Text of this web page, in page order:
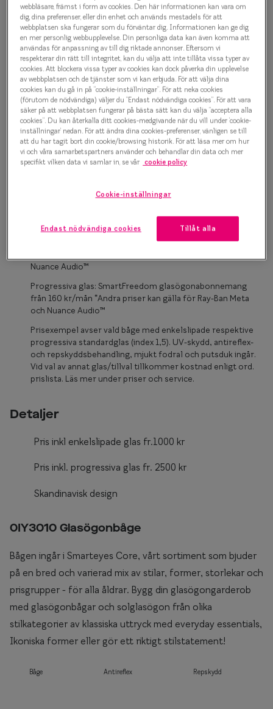
Olika
Taberg
Trender
500 kr
Grå
Bågstorlek
M
127-137 mm
Osäker på vilken storlek du har? Se vår Storleksguide
Boka synundersökning
Enkelslipade glas: SmartFreedom glasögonabonnemang
Nuance Audio™
Progressiva glas: SmartFreedom glasögonabonnemang
från 160 kr/mån *Andra priser kan gälla för Ray-Ban Meta
och Nuance Audio™
Prisexempel avser vald båge med enkelslipade respektive
progressiva standardglas (index 1,5). UV-skydd, antireflex-
och repskyddsbehandling, mjukt fodral och putsduk ingår.
Vid val av annat glas/tillval tillkommer kostnad enligt ord.
prislista. Läs mer under priser och service.
Detaljer
Pris inkl enkelslipade glas fr.1000 kr
Pris inkl. progressiva glas fr. 2500 kr
Skandinavisk design
0IY3010 Glasögonbåge
Bågen ingår i Smarteyes Core, vårt sortiment som bjuder
på en bred och varierad mix av stilar, former, storlekar och
prisgrupper - för alla åldrar. Bygg din glasögongarderob
med glasögonbågar och solglasögon från olika
stilkategorier av klassiska uttryck med everyday essentials,
Ikoniska former eller gör ett riktigt stilstatement!
Båge Antireflex Repskydd
webbläsare, främst i form av cookies. Den här informationen kan vara om
dig, dina preferenser, eller din enhet och används mestadels för att
webbplatsen ska fungerar som du förväntar dig. Informationen kan ge dig
en mer personlig webbupplevelse. Din personliga data kan även komma att
användas för anpassning av till dig riktade annonser. Eftersom vi
respekterar din rätt till integritet, kan du välja att inte tillåta vissa typer av
cookies. Att blockera vissa typer av cookies kan dock påverka din upplevelse
av webbplatsen och de tjänster som vi kan erbjuda. För att välja dina
cookies kan du gå in på ”cookie-inställningar”. För att neka cookies
(förutom de nödvändiga) väljer du ”Endast nödvändiga cookies”. För att vara
säker på att webbplatsen fungerar på bästa sätt kan du välja ”acceptera alla
cookies”. Du kan återkalla ditt cookies-medgivande när du vill under ’cookie-
inställningar’ nedan. För att ändra dina cookies-preferenser, vänligen se till
att du har tagit bort din cookie/browsing historik. För att läsa mer om hur
vi och våra samarbetspartners använder och behandlar din data och mer
specifikt vilken data vi samlar in, se vår cookie policy
Cookie-inställningar
Endast nödvändiga cookies Tillåt alla